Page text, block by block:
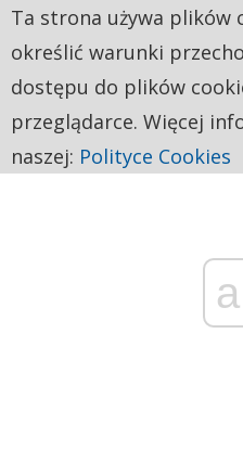
Ta strona używa plików
określić warunki
dostępu do plików
przeglądarce. Więcej
naszej: Polityce Cookies